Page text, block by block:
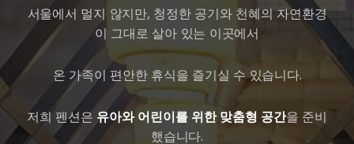
서울에서 멀지 않지만, 청정한 공기와 천혜의 자연환경
이 그대로 살아 있는 이곳에서
온 가족이 편안한 휴식을 즐기실 수 있습니다.
저희 펜션은 유아와 어린이를 위한 맞춤형 공간을 준비
했습니다.